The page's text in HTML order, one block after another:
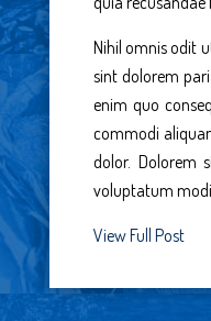
Nihil omnis odit
sint dolorem
enim quo
commodi
dolor. Dolorem
voluptatum
View Full Post